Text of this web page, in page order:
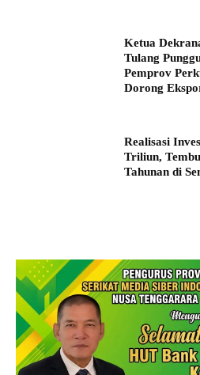
Ketua
Tulang
Pemprov
Dorong
Realisasi
Triliun,
Tahunan di